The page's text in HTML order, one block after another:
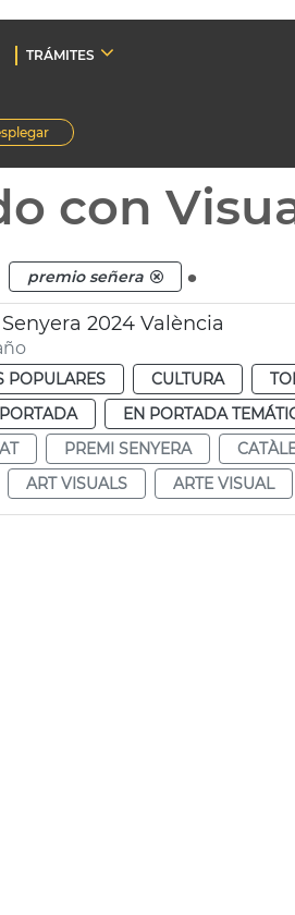
TRÁMITES
con
premio señera .
2024 València
POPULARES CULTURA
EN PORTADA
PREMI SENYERA
ART VISUALS ARTE VISUAL